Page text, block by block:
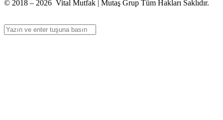
© 2018 – 2026 Vital Mutfak | Mutaş Grup Tüm Hakları Saklıdır.